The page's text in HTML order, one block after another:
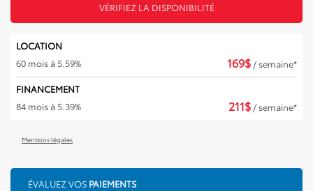
VÉRIFIEZ LA DISPONIBILITÉ
LOCATION
60 mois à 5.59%
169$ / semaine*
FINANCEMENT
84 mois à 5.39%
211$ / semaine*
Mentions légales
ÉVALUEZ VOS PAIEMENTS